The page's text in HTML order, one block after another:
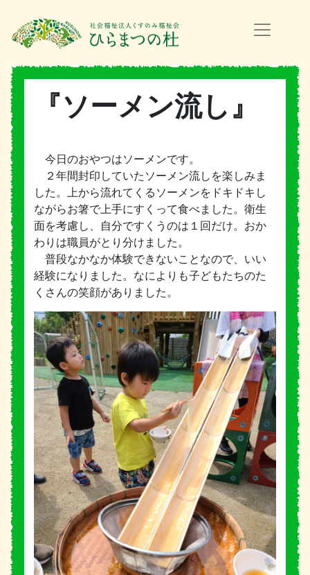
『ソーメン流し』
今日のおやつはソーメンです。
２年間封印していたソーメン流しを楽しみま
した。上から流れてくるソーメンをドキドキし
ながらお箸で上手にすくって食べました。衛生
面を考慮し、自分ですくうのは１回だけ。おか
わりは職員がとり分けました。
普段なかなか体験できないことなので、いい
経験になりました。なによりも子どもたちのた
くさんの笑顔がありました。